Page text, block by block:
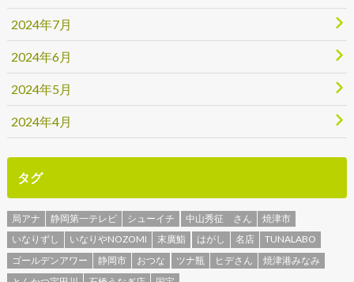
2024年7月
2024年6月
2024年5月
2024年4月
タグ
局アナ 静岡第一テレビ シューイチ 中山秀征 さん
焼津市
いなりずし
いなりやNOZOMI 末廣鮨 はがし 名店
TUNALABO
ゴールデンアワー
静岡市 おつな ツナ瓶 ヒデさん
焼津港みなみ